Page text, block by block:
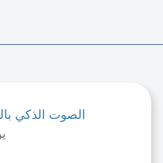
الصوت الذكي